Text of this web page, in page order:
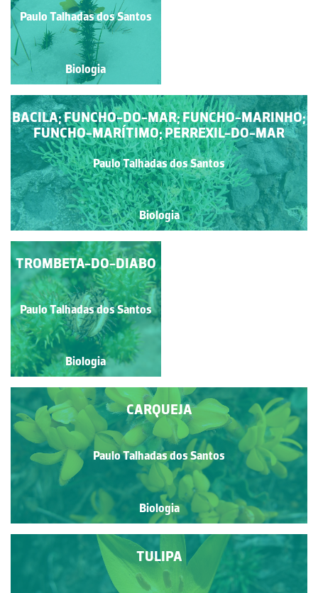
Rubim Manuel Almeida da
Silva
Biologia
BACILA; FUNCHO-DO-MAR; FUNCHO-MARINHO;
FUNCHO-MARÍTIMO; PERREXIL-DO-MAR
Paulo Talhadas dos Santos
Biologia
Paulo Talhadas dos Santos
Biologia
COUVE-MARINHA
Paulo Talhadas dos Santos
Biologia
TROMBETA-DO-DIABO
Paulo Talhadas dos Santos
Biologia
CARQUEJA
Paulo Talhadas dos Santos
Biologia
TULIPA